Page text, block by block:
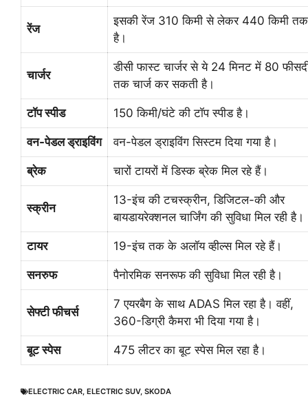
रेंज
इसकी रेंज 310 किमी से लेकर 440 किमी तक
है।
चार्जर
डीसी फास्ट चार्जर से ये 24 मिनट में 80
तक चार्ज कर सकती है।
टॉप स्पीड 150 किमी/घंटे की टॉप स्पीड है।
वन-पेडल ड्राइविंग वन-पेडल ड्राइविंग सिस्टम दिया गया है।
ब्रेक चारों टायरों में डिस्क ब्रेक मिल रहे हैं।
स्क्रीन
13-इंच की टचस्क्रीन, डिजिटल-की और
बायडायरेक्शनल चार्जिंग की सुविधा मिल रही है।
टायर 19-इंच तक के अलॉय व्हील्स मिल रहे हैं।
सनरुफ पैनोरमिक सनरूफ की सुविधा मिल रही है।
सेफ्टी फीचर्स
7 एयरबैग के साथ ADAS मिल रहा है। वहीं,
360-डिग्री कैमरा भी दिया गया है।
बूट स्पेस 475 लीटर का बूट स्पेस मिल रहा है।
ELECTRIC CAR, ELECTRIC SUV, SKODA